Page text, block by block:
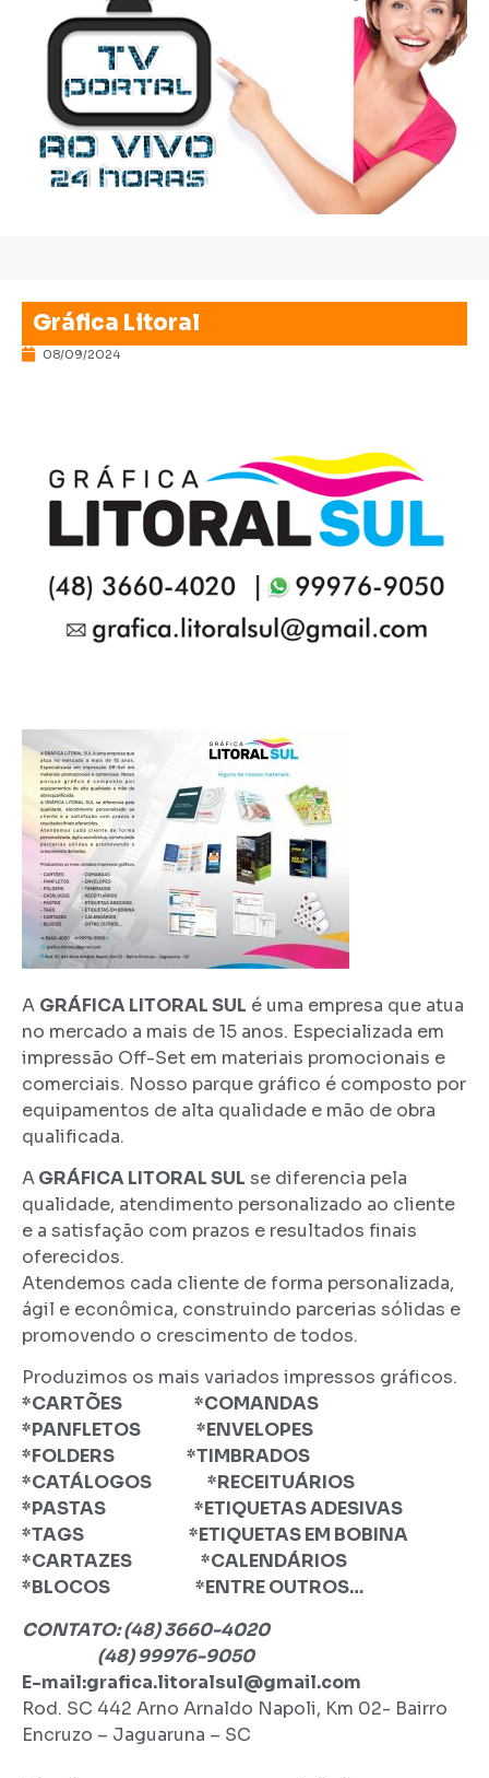
Gráfica Litoral
08/09/2024
A GRÁFICA LITORAL SUL é uma empresa que atua
no mercado a mais de 15 anos. Especializada em
impressão Off-Set em materiais promocionais e
comerciais. Nosso parque gráfico é composto por
equipamentos de alta qualidade e mão de obra
qualificada.
AGRÁFICA LITORAL SUL se diferencia pela
qualidade, atendimento personalizado ao cliente
e a satisfação com prazos e resultados finais
oferecidos.
Atendemos cada cliente de forma personalizada,
ágil e econômica, construindo parcerias sólidas e
promovendo o crescimento de todos.
Produzimos os mais variados impressos gráficos.
*CARTÕES *COMANDAS
*PANFLETOS *ENVELOPES
*FOLDERS *TIMBRADOS
*CATÁLOGOS *RECEITUÁRIOS
*PASTAS *ETIQUETAS ADESIVAS
*TAGS *ETIQUETAS EM BOBINA
*CARTAZES *CALENDÁRIOS
*BLOCOS *ENTRE OUTROS…
CONTATO: (48) 3660-4020
(48) 99976-9050
E-mail:grafica.litoralsul@gmail.com
Rod. SC 442 Arno Arnaldo Napoli, Km 02- Bairro
Encruzo – Jaguaruna – SC